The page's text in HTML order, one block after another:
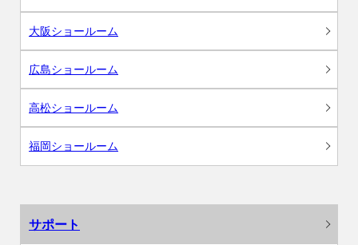
大阪ショールーム
広島ショールーム
高松ショールーム
福岡ショールーム
サポート